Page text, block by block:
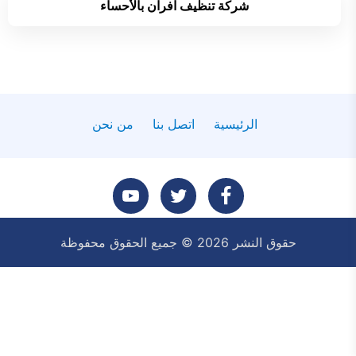
شركة تنظيف افران بالأحساء
الرئيسية اتصل بنا من نحن
تابعنا
على
تابعنا
على
تابعنا
على حقوق النشر 2026 © جميع الحقوق محفوظة